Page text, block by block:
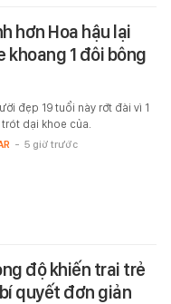
hơn Hoa hậu lại
khoang 1 đôi bông
đẹp 19 tuổi này rớt đài vì 1
trót dại khoe của.
- 5 giờ trước
độ khiến trai trẻ
quyết đơn giản